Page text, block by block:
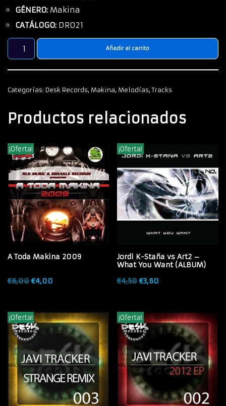
GÉNERO: Makina
CATÁLOGO: DR021
Añadir al carrito
Categorías: Desk Records, Makina, Melodías,Tracks
Productos relacionados
¡Oferta!
A Toda Makina 2009
€6,00 €4,00
¡Oferta!
Jordi K-Staña vs Art2 –
What You Want (ALBUM)
€4,50 €3,60
¡Oferta! ¡Oferta!